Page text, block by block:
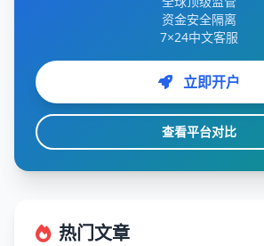
资金安全隔离
7×24中文客服
立即开户
查看平台对比
热门文章